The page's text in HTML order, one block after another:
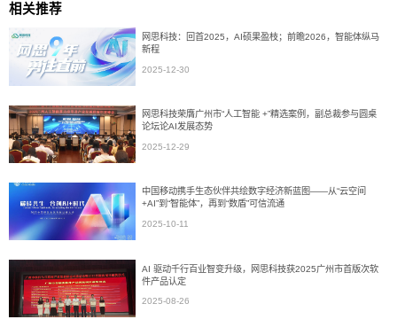
相关推荐
网思科技：回首2025，AI硕果盈枝；前瞻2026，智能体纵马
新程
2025-12-30
网思科技荣膺广州市“人工智能 +”精选案例，副总裁参与圆桌
论坛论AI发展态势
2025-12-29
中国移动携手生态伙伴共绘数字经济新蓝图——从“云空间
+AI”到“智能体”，再到“数盾”可信流通
2025-10-11
AI 驱动千行百业智变升级，网思科技获2025广州市首版次软
件产品认定
2025-08-26